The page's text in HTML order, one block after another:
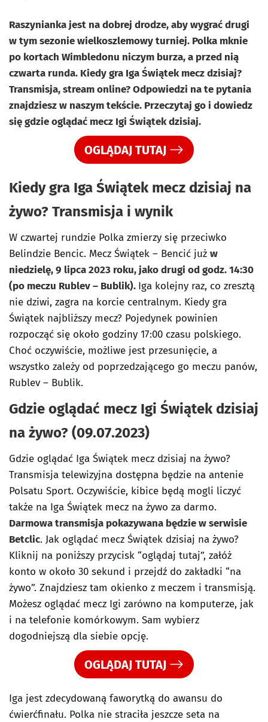
Raszynianka jest na dobrej drodze, aby wygrać drugi
w tym sezonie wielkoszlemowy turniej. Polka mknie
po kortach Wimbledonu niczym burza, a przed nią
czwarta runda. Kiedy gra Iga Świątek mecz dzisiaj?
Transmisja, stream online? Odpowiedzi na te pytania
znajdziesz w naszym tekście. Przeczytaj go i dowiedz
się gdzie oglądać mecz Igi Świątek dzisiaj.
OGLĄDAJ TUTAJ
Kiedy gra Iga Świątek mecz dzisiaj na
żywo? Transmisja i wynik
W czwartej rundzie Polka zmierzy się przeciwko
Belindzie Bencic. Mecz Świątek – Bencić już w
niedzielę, 9 lipca 2023 roku, jako drugi od godz. 14:30
(po meczu Rublev – Bublik). Iga kolejny raz, co zresztą
nie dziwi, zagra na korcie centralnym. Kiedy gra
Świątek najbliższy mecz? Pojedynek powinien
rozpocząć się około godziny 17:00 czasu polskiego.
Choć oczywiście, możliwe jest przesunięcie, a
wszystko zależy od poprzedzającego go meczu panów,
Rublev – Bublik.
Gdzie oglądać mecz Igi Świątek dzisiaj
na żywo? (09.07.2023)
Gdzie oglądać Iga Świątek mecz dzisiaj na żywo?
Transmisja telewizyjna dostępna będzie na antenie
Polsatu Sport. Oczywiście, kibice będą mogli liczyć
także na Iga Świątek mecz na żywo za darmo.
Darmowa transmisja pokazywana będzie w serwisie
Betclic. Jak oglądać mecz Świątek dzisiaj na żywo?
Kliknij na poniższy przycisk “oglądaj tutaj”, załóż
konto w około 30 sekund i przejdź do zakładki “na
żywo”. Znajdziesz tam okienko z meczem i transmisją.
Możesz oglądać mecz Igi zarówno na komputerze, jak
i na telefonie komórkowym. Sam wybierz
dogodniejszą dla siebie opcję.
OGLĄDAJ TUTAJ
Iga jest zdecydowaną faworytką do awansu do
ćwierćfinału. Polka nie straciła jeszcze seta na